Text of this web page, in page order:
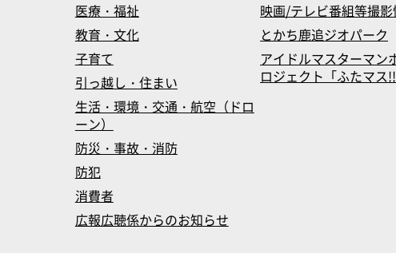
医療・福祉
教育・文化
子育て
引っ越し・住まい
生活・環境・交通・航空（ドロ
ーン）
防災・事故・消防
防犯
消費者
広報広聴係からのお知らせ
映画/テレビ番組等撮影
とかち鹿追ジオパーク
アイドルマスターマン
ロジェクト「ふたマス